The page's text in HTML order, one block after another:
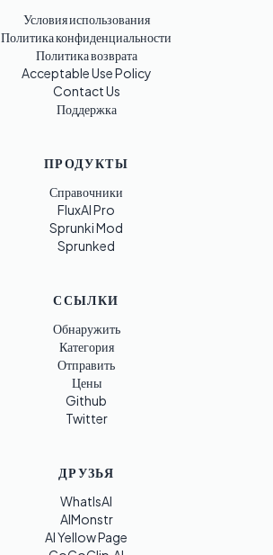
Условия использования
Политика конфиденциальности
Политика возврата
Acceptable Use Policy
Contact Us
Поддержка
ПРОДУКТЫ
Справочники
FluxAI Pro
Sprunki Mod
Sprunked
ССЫЛКИ
Обнаружить
Категория
Отправить
Цены
Github
Twitter
ДРУЗЬЯ
WhatIsAI
AIMonstr
AI Yellow Page